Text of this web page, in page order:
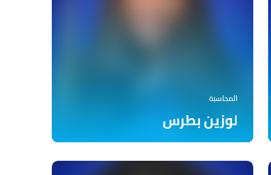
المحاسبة
لوزين بطرس